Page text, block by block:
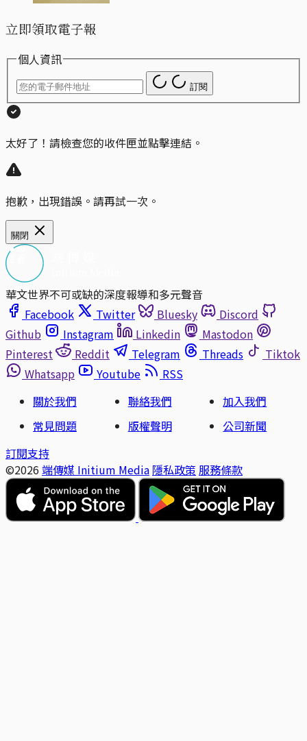
立即領取電子報
個人資訊
訂閱
太好了！請檢查您的收件匣並點擊連結。
抱歉，出現錯誤。請再試一次。
關閉
華文世界不可或缺的深度報導和多元聲音
Facebook
Twitter Bluesky
Discord
Github
Instagram Linkedin
Mastodon
Pinterest
Reddit Telegram Threads
Tiktok
Whatsapp
Youtube
RSS
關於我們
聯絡我們
加入我們
常見問題
版權聲明
公司新聞
訂閱支持
©2026 端傳媒 Initium Media 隱私政策 服務條款